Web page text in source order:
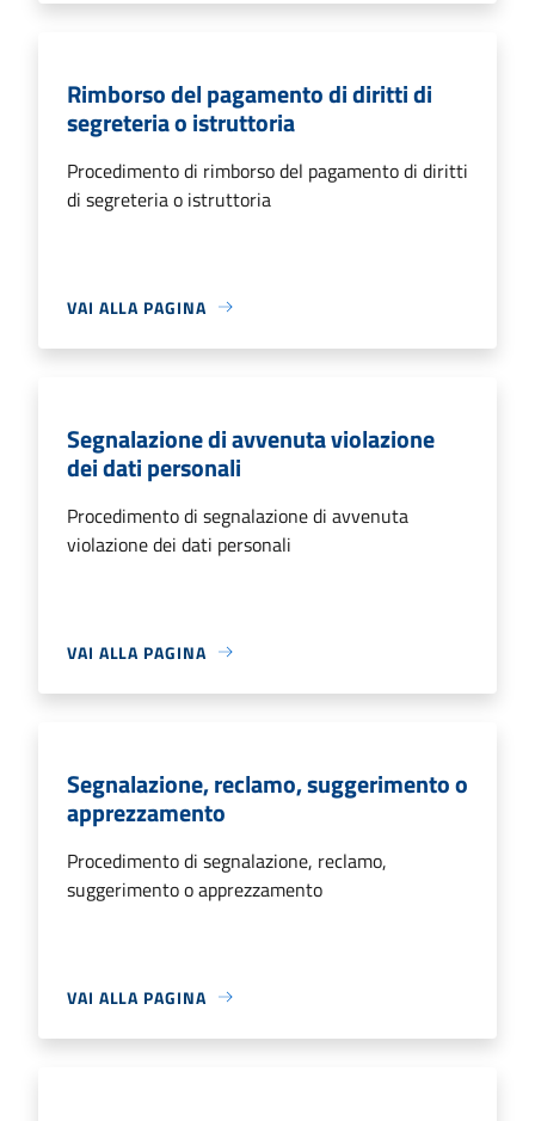
Rimborso del pagamento di diritti di
segreteria o istruttoria
Procedimento di rimborso del pagamento di diritti
di segreteria o istruttoria
VAI ALLA PAGINA
Segnalazione di avvenuta violazione
dei dati personali
Procedimento di segnalazione di avvenuta
violazione dei dati personali
VAI ALLA PAGINA
Segnalazione, reclamo, suggerimento o
apprezzamento
Procedimento di segnalazione, reclamo,
suggerimento o apprezzamento
VAI ALLA PAGINA